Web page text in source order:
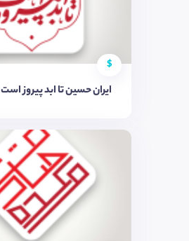
$
ایران حسین تا ابد پیروز است